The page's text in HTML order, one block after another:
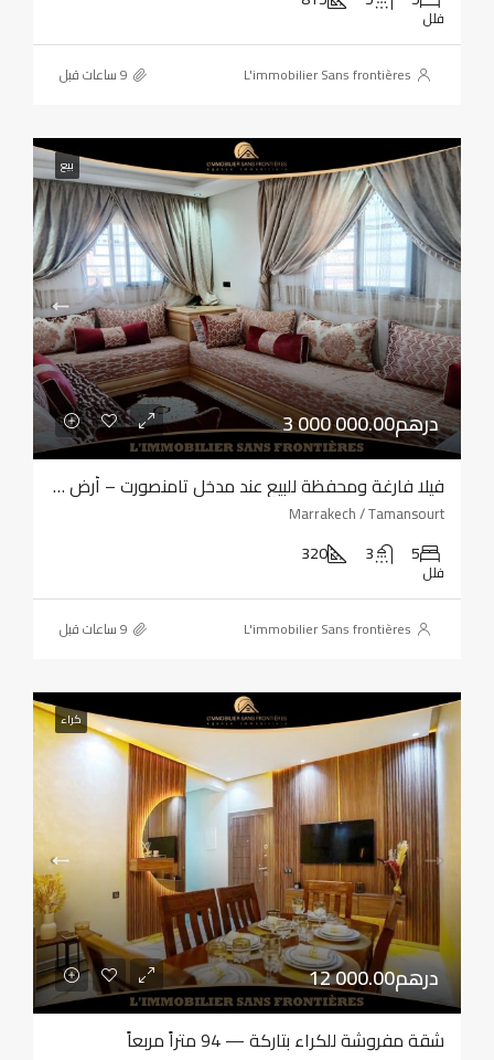
فلل
L'immobilier Sans frontières
بيع
3 000 000.00درهم
فيلا فارغة ومحفظة للبيع عند مدخل تامنصورت – أرض بمساحة 320 مترًا مربعًا – أربع واجهات
Marrakech / Tamansourt
5
3
320
فلل
L'immobilier Sans frontières
كراء
12 000.00درهم
شقة مفروشة للكراء بتاركة — 94 متراً مربعاً